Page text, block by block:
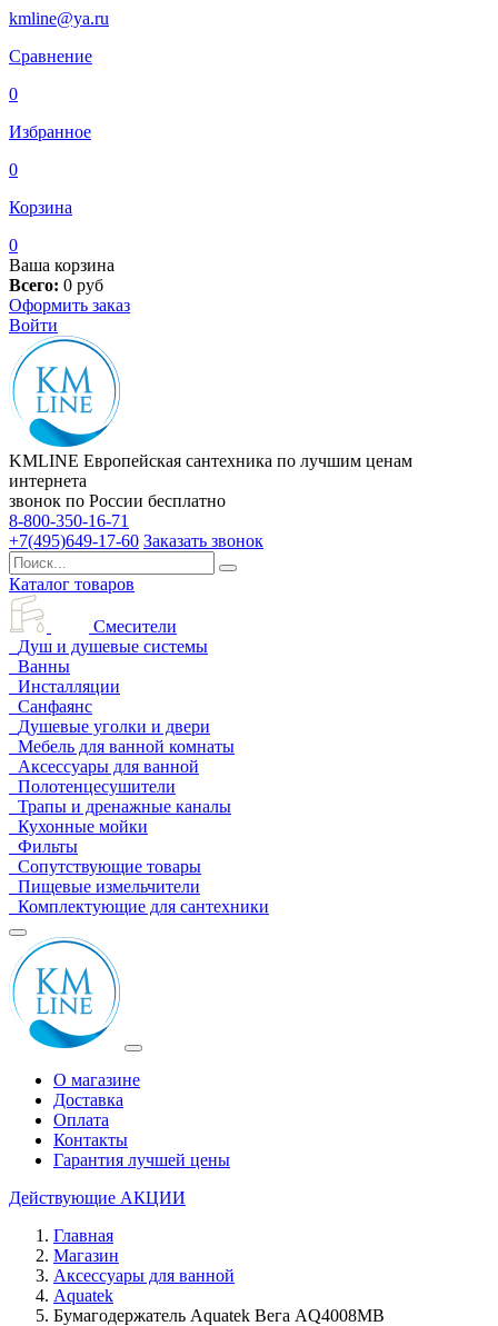
kmline@ya.ru
Сравнение
0
Избранное
0
Корзина
0
Ваша корзина
Всего: 0 руб
Оформить заказ
Войти
KMLINE Европейская сантехника по лучшим ценам
интернета
звонок по России бесплатно
8-800-350-16-71
+7(495)649-17-60 Заказать звонок
Каталог товаров
Смесители
Душ и душевые системы
Ванны
Инсталляции
Санфаянс
Душевые уголки и двери
Мебель для ванной комнаты
Аксессуары для ванной
Полотенцесушители
Трапы и дренажные каналы
Кухонные мойки
Фильты
Сопутствующие товары
Пищевые измельчители
Комплектующие для сантехники
О магазине
Доставка
Оплата
Контакты
Гарантия лучшей цены
Действующие АКЦИИ
Главная
Магазин
Аксессуары для ванной
Aquatek
Бумагодержатель Aquatek Вега AQ4008MB